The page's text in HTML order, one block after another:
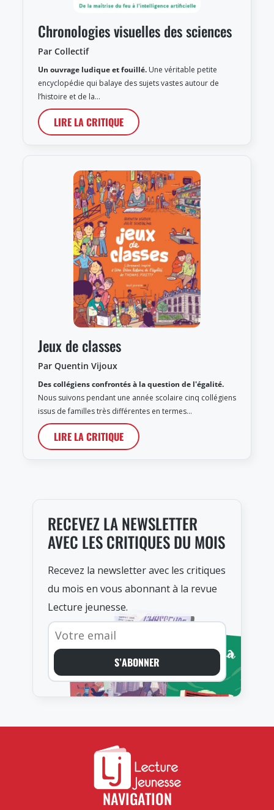
Chronologies visuelles des sciences
Par Collectif
Un ouvrage ludique et fouillé. Une véritable petite
encyclopédie qui balaye des sujets vastes autour de
l’histoire et de la…
LIRE LA CRITIQUE
Jeux de classes
Par Quentin Vijoux
Des collégiens confrontés à la question de l'égalité.
Nous suivons pendant une année scolaire cinq collégiens
issus de familles très différentes en termes…
LIRE LA CRITIQUE
RECEVEZ LA NEWSLETTER
AVEC LES CRITIQUES DU MOIS
Recevez la newsletter avec les critiques
du mois en vous abonnant à la revue
Lecture jeunesse.
S’ABONNER
NAVIGATION